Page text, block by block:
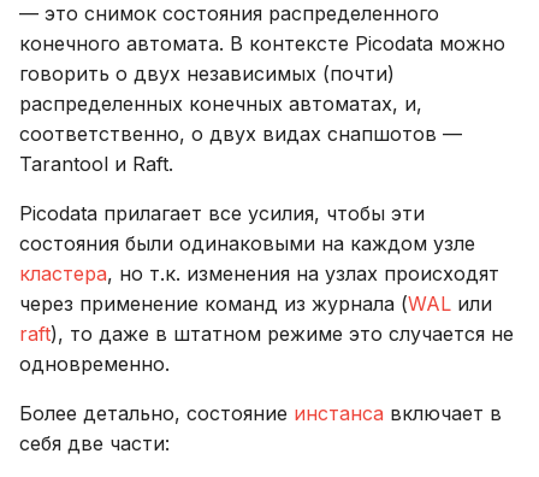
— это снимок состояния распределенного
конечного автомата. В контексте Picodata можно
говорить о двух независимых (почти)
распределенных конечных автоматах, и,
соответственно, о двух видах снапшотов —
Tarantool и Raft.
Picodata прилагает все усилия, чтобы эти
состояния были одинаковыми на каждом узле
кластера, но т.к. изменения на узлах происходят
через применение команд из журнала (WAL или
raft), то даже в штатном режиме это случается не
одновременно.
Более детально, состояние инстанса включает в
себя две части: